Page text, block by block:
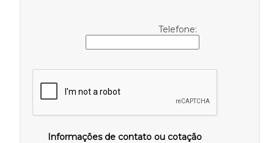
Telefone:
Informações de contato ou cotação